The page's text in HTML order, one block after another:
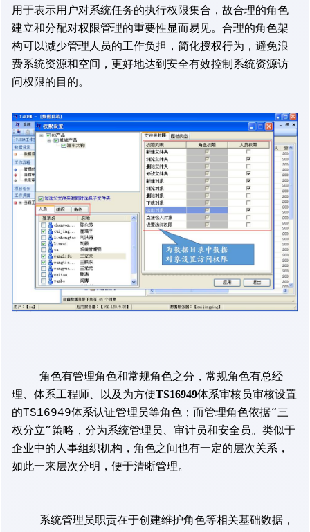
用于表示用户对系统任务的执行权限集合，故合理的角色
建立和分配对权限管理的重要性显而易见。合理的角色架
构可以减少管理人员的工作负担，简化授权行为，避免浪
费系统资源和空间，更好地达到安全有效控制系统资源访
问权限的目的。
角色有管理角色和常规角色之分，常规角色有总经
理、体系工程师、以及为方便TS16949体系审核员审核设置
的TS16949体系认证管理员等角色；而管理角色依据“三
权分立”策略，分为系统管理员、审计员和安全员。类似于
企业中的人事组织机构，角色之间也有一定的层次关系，
如此一来层次分明，便于清晰管理。
系统管理员职责在于创建维护角色等相关基础数据，